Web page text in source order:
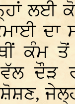
ਲਈ
ਦਾ
ਕੰਮ ਤੋਂ
ਵੱਲ
ਸ਼ੋਸ਼ਣ,